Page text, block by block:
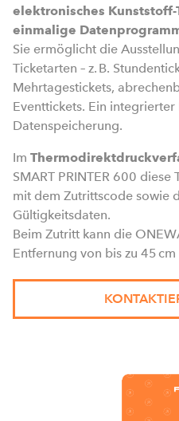
elektronisches
einmalige
Sie ermöglicht die
Ticketarten – z. B.
Mehrtagestickets,
Eventtickets. Ein integrierter
Datenspeicherung.
Im
SMART PRINTER 600
mit dem Zutrittscode sowie
Gültigkeitsdaten.
Beim Zutritt kann die
Entfernung von bis zu 45